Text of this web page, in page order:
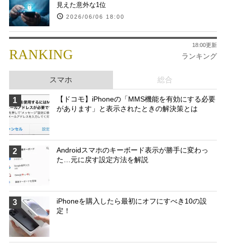
見えた意外な1位
2026/06/06 18:00
RANKING ランキング
18:00更新
スマホ 総合
1
【ドコモ】iPhoneの「MMS機能を有効にする必要
があります」と表示されたときの解決策とは
2
Androidスマホのキーボード表示が勝手に変わっ
た…元に戻す設定方法を解説
3
iPhoneを購入したら最初にオフにすべき10の設
定！